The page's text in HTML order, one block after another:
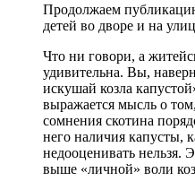
Продолжаем
детей во дворе и на
Что ни говори, а
удивительна. Вы,
искушай козла
выражается мысль о
сомнения скотина
него наличия капусты,
недооценивать нельзя.
выше «личной» воли